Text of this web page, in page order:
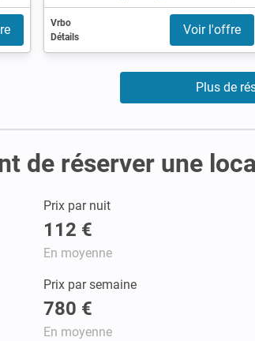
Vrbo
Détails
Voir l'offre
Plus de
de réserver une
Prix par nuit
112 €
En moyenne
Prix par semaine
780 €
En moyenne